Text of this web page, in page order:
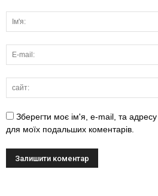
Зберегти моє ім'я, e-mail, та
для моїх подальших коментарів.